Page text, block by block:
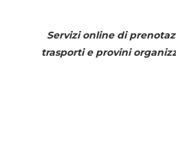
Servizi online di
trasporti e provini